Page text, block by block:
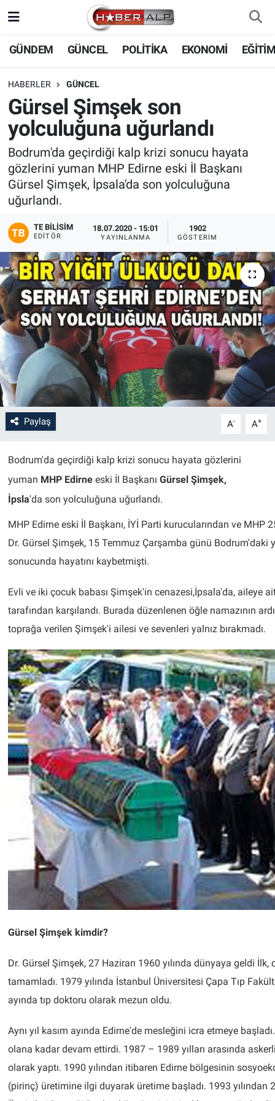
GÜNDEM GÜNCEL POLİTİKA EKONOMİ
HABERLER GÜNCEL
Gürsel Şimşek son
yolculuğuna uğurlandı
Bodrum'da geçirdiği kalp krizi sonucu hayata
gözlerini yuman MHP Edirne eski İl Başkanı
Gürsel Şimşek, İpsala'da son yolculuğuna
uğurlandı.
TE BILISIM
EDITÖR
18.07.2020 - 15:01
YAYINLANMA
1902
GÖSTERIM
Paylaş A- A+
Bodrum'da geçirdiği kalp krizi sonucu hayata gözlerini
yuman MHP Edirne eski İl Başkanı Gürsel Şimşek,
İpsla'da son yolculuğuna uğurlandı.
MHP Edirne eski İl Başkanı, İYİ Parti kurucularından ve MHP
Dr. Gürsel Şimşek, 15 Temmuz Çarşamba günü Bodrum'daki
sonucunda hayatını kaybetmişti.
Evli ve iki çocuk babası Şimşek'in cenazesi,İpsala'da, aileye
tarafından karşılandı. Burada düzenlenen öğle namazının
toprağa verilen Şimşek'i ailesi ve sevenleri yalnız bırakmadı.
Gürsel Şimşek kimdir?
Dr. Gürsel Şimşek, 27 Haziran 1960 yılında dünyaya geldi
tamamladı. 1979 yılında İstanbul Üniversitesi Çapa Tıp
ayında tıp doktoru olarak mezun oldu.
Aynı yıl kasım ayında Edirne'de mesleğini icra etmeye
olana kadar devam ettirdi. 1987 – 1989 yılları arasında
olarak yaptı. 1990 yılından itibaren Edirne bölgesinin
(pirinç) üretimine ilgi duyarak üretime başladı. 1993 yılından
Nöbetçi Eczaneler
Hava Durumu
Trafik Durumu
Süper Lig Puan Durumu ve Fikstür
Tüm Manşetler
Son Dakika Haberleri
Haber Arşivi